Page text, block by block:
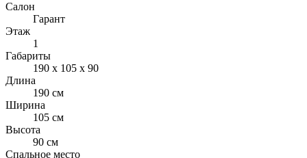
Салон
Гарант
Этаж
1
Габариты
190 x 105 x 90
Длина
190 см
Ширина
105 см
Высота
90 см
Спальное место